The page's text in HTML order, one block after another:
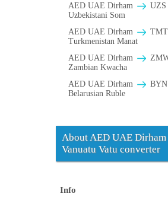
AED UAE Dirham
UZS
Uzbekistani Som
AED UAE Dirham
TMT
Turkmenistan Manat
AED UAE Dirham
Zambian Kwacha
AED UAE Dirham
Belarusian Ruble
About AED UAE
Vanuatu Vatu converter
Info